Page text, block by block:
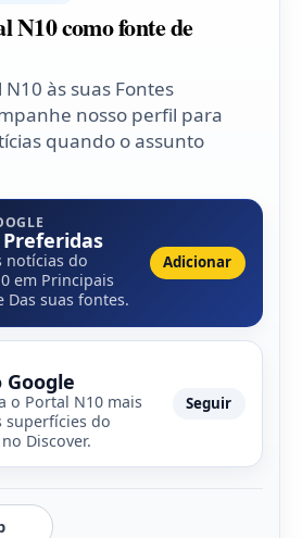
N10 como fonte de
às suas Fontes
nosso perfil para
quando o assunto
notícias do
em Principais
Das suas fontes.
Adicionar
Google
o Portal N10 mais
superfícies do
Discover.
Seguir